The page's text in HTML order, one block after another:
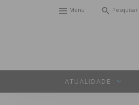
Menu Pesquisar
ATUALIDADE